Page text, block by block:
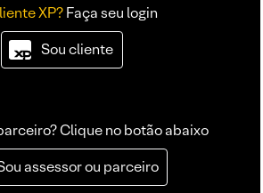
XP?Faça seu login
Sou cliente
Clique no botão abaixo
assessor ou parceiro